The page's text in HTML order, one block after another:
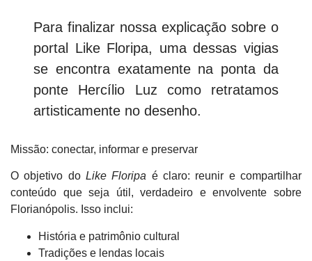
Para finalizar nossa explicação sobre o
portal Like Floripa, uma dessas vigias
se encontra exatamente na ponta da
ponte Hercílio Luz como retratamos
artisticamente no desenho.
Missão: conectar, informar e preservar
O objetivo do Like Floripa é claro: reunir e compartilhar
conteúdo que seja útil, verdadeiro e envolvente sobre
Florianópolis. Isso inclui:
História e patrimônio cultural
Tradições e lendas locais